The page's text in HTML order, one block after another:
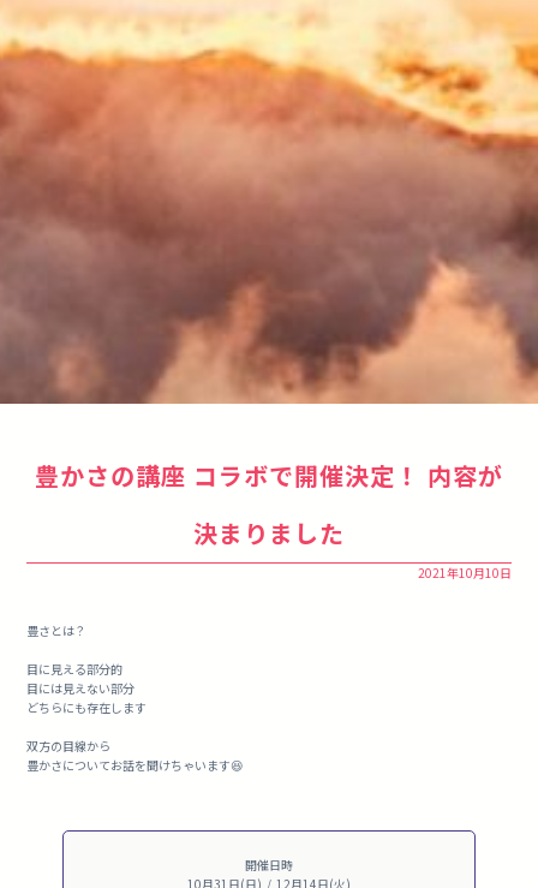
豊かさの講座 コラボで開催決定！ 内容が
決まりました
2021年10月10日
豊さとは？
目に見える部分的
目には見えない部分
どちらにも存在します
双方の目線から
豊かさについてお話を聞けちゃいます😆
開催日時
10月31日(日) / 12月14日(火)